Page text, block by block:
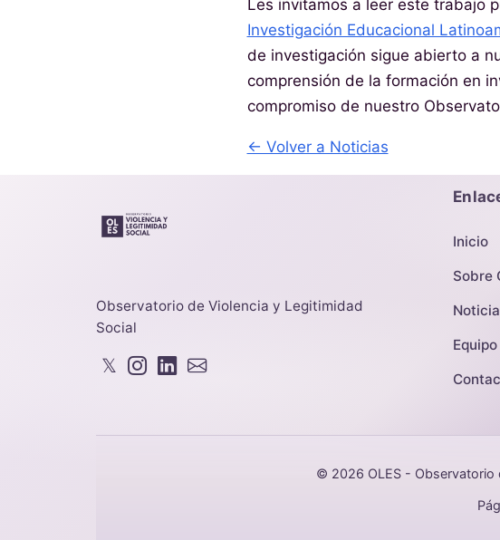
Les invitamos a leer este trabajo
Investigación Educacional
de investigación sigue abierto a
comprensión de la formación en
compromiso de nuestro
← Volver a Noticias
Observatorio de Violencia y Legitimidad
Social
𝕏
Inicio
Sobre
Equipo
© 2026 OLES - Observatorio